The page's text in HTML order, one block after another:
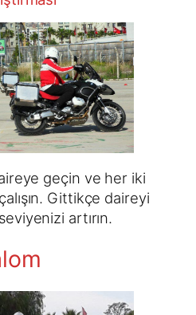
geçin ve her iki
Gittikçe daireyi
artırın.